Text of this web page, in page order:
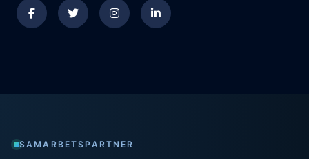
SAMARBETSPARTNER